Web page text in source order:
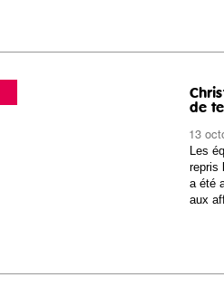
de
13
Les
repris
a été
aux